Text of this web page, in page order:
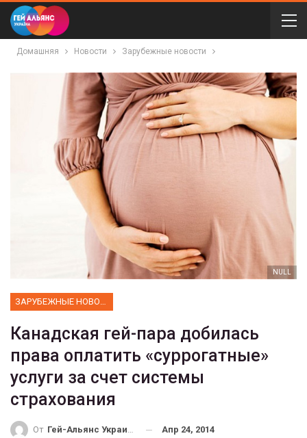
Домашняя Новости Зарубежные новости
NULL
Канадская гей-пара добилась
права оплатить «суррогатные»
услуги за счет системы
страхования
От Гей-Альянс Украина Апр 24, 2014